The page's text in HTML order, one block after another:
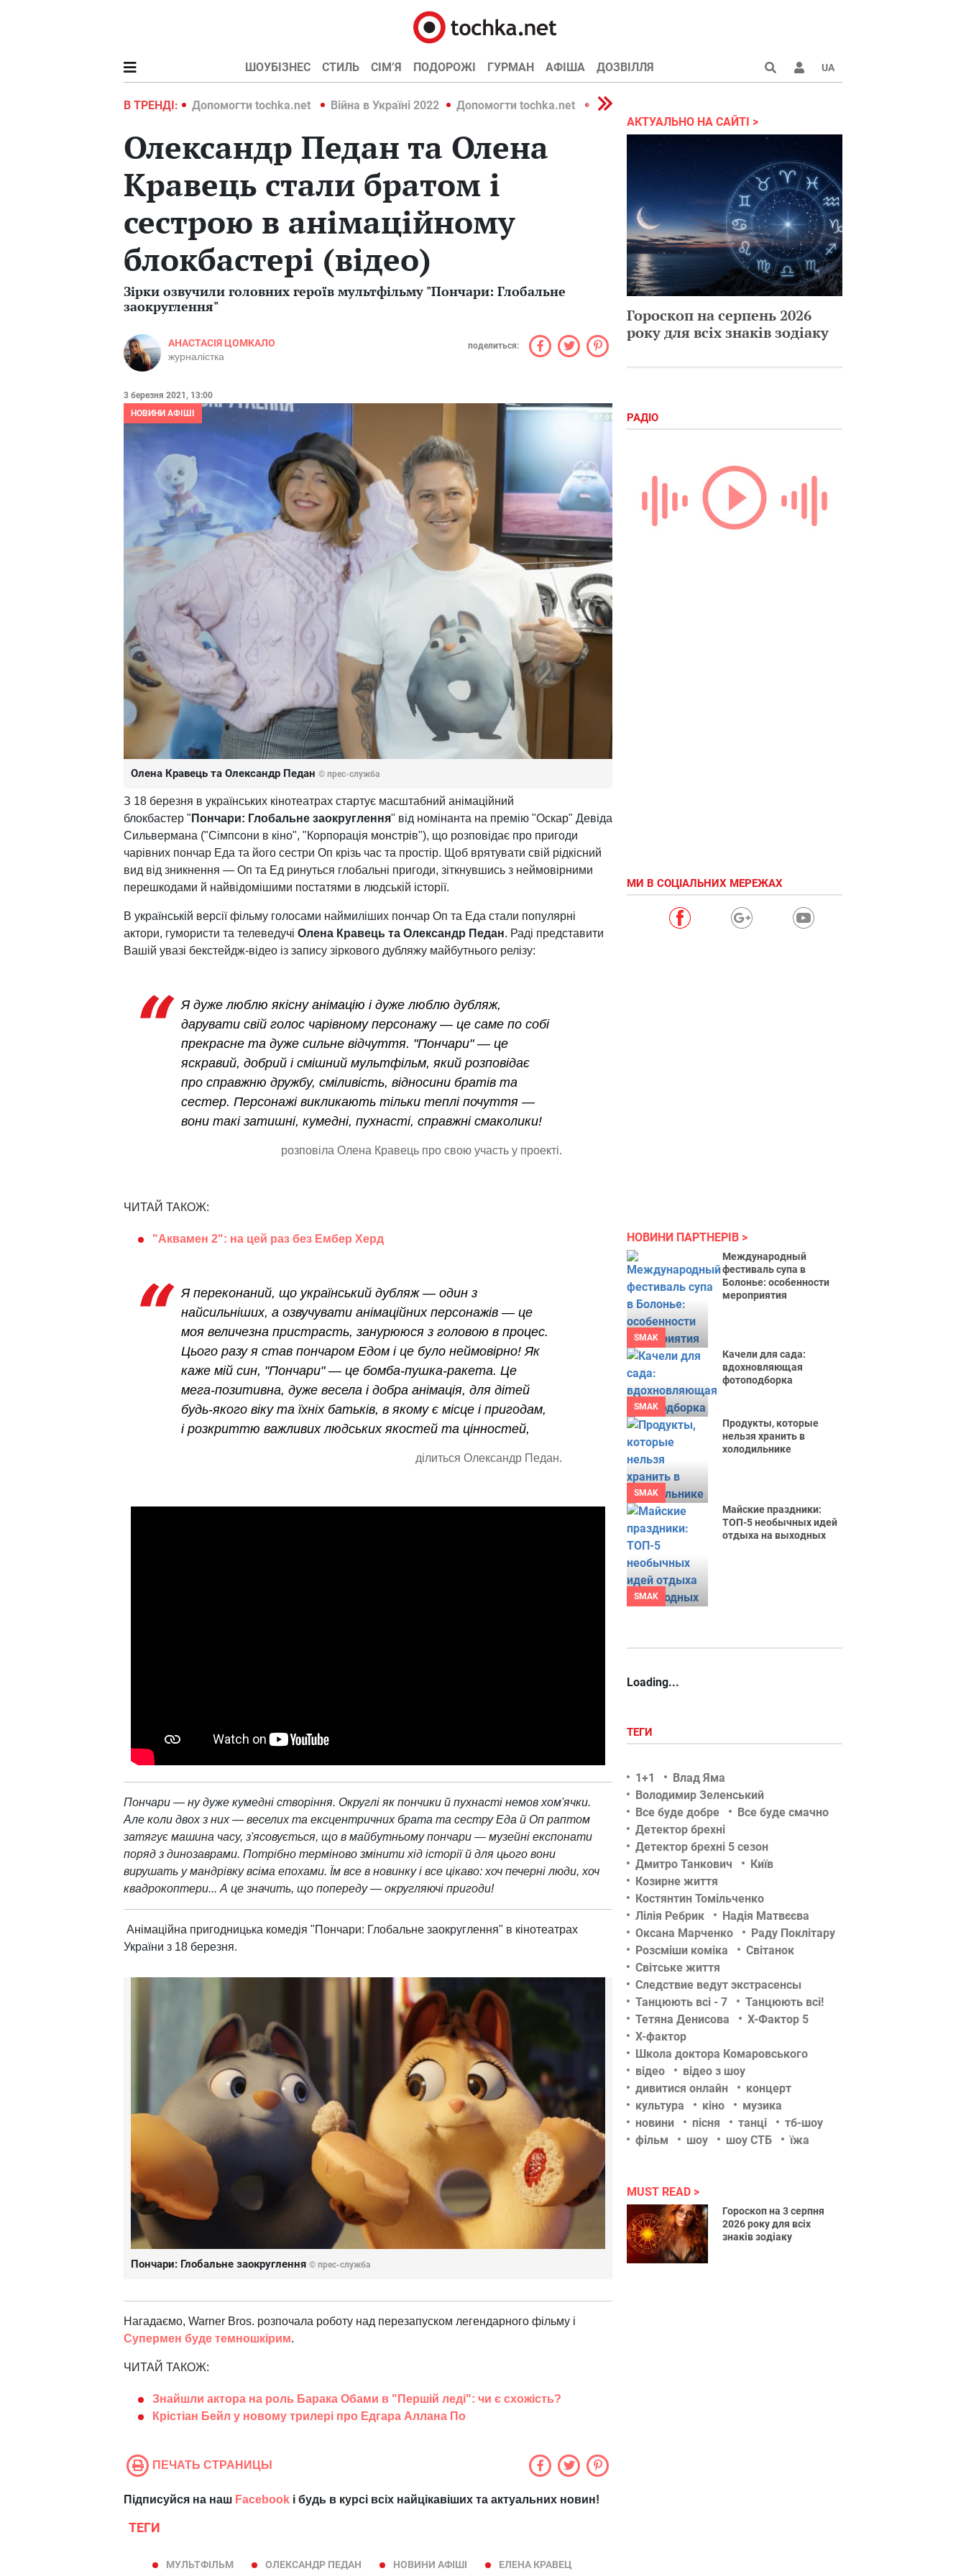
ШОУБІЗНЕС СТИЛЬ СІМ’Я ПОДОРОЖІ ГУРМАН АФІША ДОЗВІЛЛЯ UA
В ТРЕНДІ:
Війна в Україні 2022 Допомогти tochka.net Війна в Україні 2022 Допомогти tochka.net Війна в Україні 2022
Олександр Педан та Олена
Кравець стали братом і
сестрою в анімаційному
блокбастері (відео)
Зірки озвучили головних героїв мультфільму "Пончари: Глобальне
заокруглення"
АНАСТАСІЯ ЦОМКАЛО
журналістка
поделиться:
3 березня 2021, 13:00
НОВИНИ АФІШІ
Олена Кравець та Олександр Педан © прес-служба
З 18 березня в українських кінотеатрах стартує масштабний анімаційний
блокбастер " Пончари: Глобальне заокруглення" від номінанта на премію "Оскар" Девіда
Сильвермана ("Сімпсони в кіно", "Корпорація монстрів"), що розповідає про пригоди
чарівних пончар Еда та його сестри Оп крізь час та простір. Щоб врятувати свій рідкісний
вид від зникнення — Оп та Ед ринуться глобальні пригоди, зіткнувшись з неймовірними
перешкодами й найвідомішими постатями в людській історії.
В українській версії фільму голосами наймиліших пончар Оп та Еда стали популярні
актори, гумористи та телеведучі Олена Кравець та Олександр Педан. Раді представити
Вашій увазі бекстейдж-відео із запису зіркового дубляжу майбутнього релізу:
Я дуже люблю якісну анімацію і дуже люблю дубляж,
дарувати свій голос чарівному персонажу — це саме по собі
прекрасне та дуже сильне відчуття. "Пончари" — це
яскравий, добрий і смішний мультфільм, який розповідає
про справжню дружбу, сміливість, відносини братів та
сестер. Персонажі викликають тільки теплі почуття —
вони такі затишні, кумедні, пухнасті, справжні смаколики!
розповіла Олена Кравець про свою участь у проекті.
ЧИТАЙ ТАКОЖ:
"Аквамен 2": на цей раз без Ембер Херд
Я переконаний, що український дубляж — один з
найсильніших, а озвучувати анімаційних персонажів — це
моя величезна пристрасть, занурююся з головою в процес.
Цього разу я став пончаром Едом і це було неймовірно! Як
каже мій син, "Пончари" — це бомба-пушка-ракета. Це
мега-позитивна, дуже весела і добра анімація, для дітей
будь-якого віку та їхніх батьків, в якому є місце і пригодам,
і розкриттю важливих людських якостей та цінностей,
ділиться Олександр Педан.
Пончари — ну дуже кумедні створіння. Округлі як пончики й пухнасті немов хом'ячки.
Але коли двох з них — веселих та ексцентричних брата та сестру Еда й Оп раптом
затягує машина часу, з'ясовується, що в майбутньому пончари — музейні експонати
поряд з динозаврами. Потрібно терміново змінити хід історії й для цього вони
вирушать у мандрівку всіма епохами. Їм все в новинку і все цікаво: хоч печерні люди, хоч
квадрокоптери... А це значить, що попереду — округляючі пригоди!
Анімаційна пригодницька комедія "Пончари: Глобальне заокруглення" в кінотеатрах
України з 18 березня.
Пончари: Глобальне заокруглення © прес-служба
Нагадаємо, Warner Bros. розпочала роботу над перезапуском легендарного фільму і
Супермен буде темношкірим.
ЧИТАЙ ТАКОЖ:
Знайшли актора на роль Барака Обами в "Першій леді": чи є схожість?
Крістіан Бейл у новому трилері про Едгара Аллана По
ПЕЧАТЬ СТРАНИЦЫ
Підписуйся на наш Facebook і будь в курсі всіх найцікавіших та актуальних новин!
ТЕГИ
МУЛЬТФІЛЬМ ОЛЕКСАНДР ПЕДАН НОВИНИ АФІШІ
ЕЛЕНА КРАВЕЦ
АКТУАЛЬНО НА САЙТІ
Гороскоп на серпень 2026
року для всіх знаків зодіаку
РАДІО
МИ В СОЦІАЛЬНИХ МЕРЕЖАХ
НОВИНИ ПАРТНЕРІВ
SMAK
Международный
фестиваль супа в
Болонье: особенности
мероприятия
SMAK
Качели для сада:
вдохновляющая
фотоподборка
SMAK
Продукты, которые
нельзя хранить в
холодильнике
SMAK
Майские праздники:
ТОП-5 необычных идей
отдыха на выходных
Loading...
ТЕГИ
1+1
Влад Яма
Володимир Зеленський
Все буде добре
Все буде смачно
Детектор брехні
Детектор брехні 5 сезон
Дмитро Танкович
Київ
Козирне життя
Костянтин Томільченко
Лілія Ребрик
Надія Матвєєва
Оксана Марченко
Раду Поклітару
Розсміши коміка
Світанок
Світське життя
Следствие ведут экстрасенсы
Танцюють всі - 7
Танцюють всі!
Тетяна Денисова
Х-Фактор 5
Х-фактор
Школа доктора Комаровського
відео
відео з шоу
дивитися онлайн
концерт
культура
кіно
музика
новини
пісня танці
тб-шоу
фільм
шоу шоу СТБ їжа
MUST READ
Гороскоп на 3 серпня
2026 року для всіх
знаків зодіаку